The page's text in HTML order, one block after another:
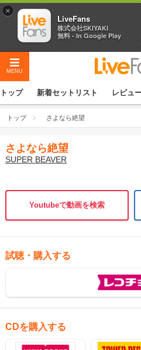
MENU
トップ 新着セットリスト レビュ
トップ さよなら絶望
さよなら絶望
SUPER BEAVER
Youtubeで動画を検索
試聴・購入する
CDを購入する
×
LiveFans
株式会社SKIYAKI
無料 - In Google Play